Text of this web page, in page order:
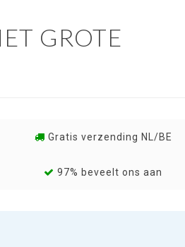
GROTE
Gratis verzending NL/BE
97% beveelt ons aan